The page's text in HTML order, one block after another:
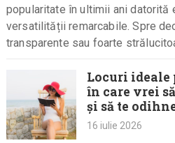
popularitate în ultimii ani datorită
versatilității remarcabile. Spre
transparente sau foarte
Locuri ideale
în care vrei
și să te
16 iulie 2026